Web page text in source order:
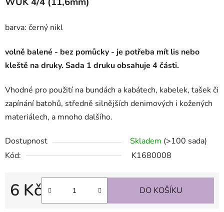
barva: černý nikl
volně balené - bez pomůcky - je potřeba mít lis nebo
kleště na druky. Sada 1 druku obsahuje 4 části.
Vhodné pro použití na bundách a kabátech, kabelek, tašek či
zapínání batohů, středně silnějších denimových i kožených
materiálech, a mnoho dalšího.
Dostupnost Skladem (>100 sada)
Kód:
K1680008
6 Kč
Měrná cena:
DO KOŠÍKU